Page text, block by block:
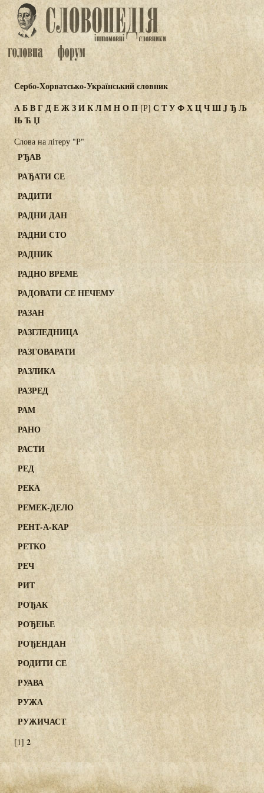
Сербо-Хорватсько-Український словник
АБВГДЕЖЗИКЛМНОП [Р] С ТУФХЦЧШJЂЉ
ЊЋЏ
Слова на літеру "Р"
РЂАВ
РАЂАТИ СЕ
РАДИТИ
РАДНИ ДАН
РАДНИ СТО
РАДНИК
РАДНО ВРЕМЕ
РАДОВАТИ СЕ НЕЧЕМУ
РАЗАН
РАЗГЛЕДНИЦА
РАЗГОВАРАТИ
РАЗЛИКА
РАЗРЕД
РАМ
РАНО
РАСТИ
РЕД
РЕКА
РЕМЕК-ДЕЛО
РЕНТ-А-КАР
РЕТКО
РЕЧ
РИТ
РОЂАК
РОЂЕЊЕ
РОЂЕНДАН
РОДИТИ СЕ
РУАВА
РУЖА
РУЖИЧАСТ
[1] 2